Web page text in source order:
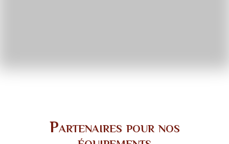
Partenaires pour nos